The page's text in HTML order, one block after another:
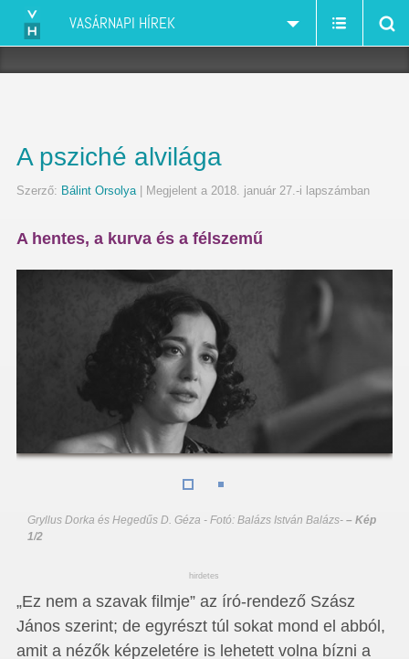
VASÁRNAPI HÍREK
A psziché alvilága
Szerző: Bálint Orsolya| Megjelent a 2018. január 27.-i lapszámban
A hentes, a kurva és a félszemű
Gryllus Dorka és Hegedűs D. Géza - Fotó: Balázs István Balázs-– Kép
1/2
hirdetes
„Ez nem a szavak filmje” az író-rendező Szász
János szerint; de egyrészt túl sokat mond el abból,
amit a nézők képzeletére is lehetett volna bízni a